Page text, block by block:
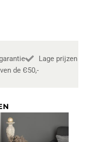
Lage prijzen
de Є50,-